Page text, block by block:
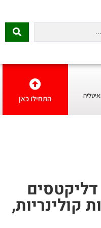
התחילו כאן
קולינריות,